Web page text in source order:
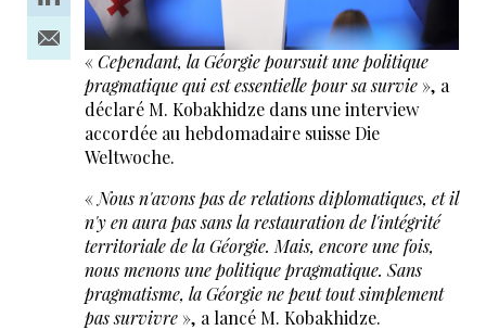
«Cependant, la Géorgie poursuit une politique
pragmatique qui est essentielle pour sa survie», a
déclaré M. Kobakhidze dans une interview
accordée au hebdomadaire suisse Die
Weltwoche.
« Nous n'avons pas de relations diplomatiques, et il
n'y en aura pas sans la restauration de l'intégrité
territoriale de la Géorgie. Mais, encore une fois,
nous menons une politique pragmatique. Sans
pragmatisme, la Géorgie ne peut tout simplement
pas survivre», a lancé M. Kobakhidze.